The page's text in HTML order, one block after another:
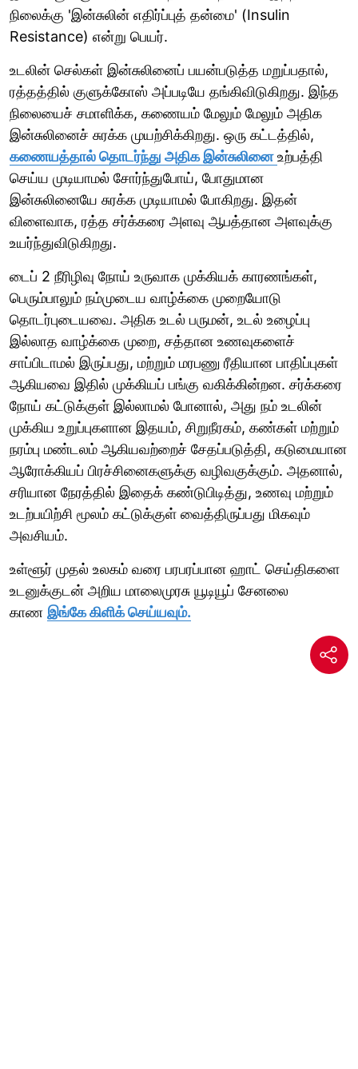
நிலைக்கு 'இன்சுலின் எதிர்ப்புத் தன்மை' (Insulin
Resistance) என்று பெயர்.
உடலின் செல்கள் இன்சுலினைப் பயன்படுத்த மறுப்பதால்,
ரத்தத்தில் குளுக்கோஸ் அப்படியே தங்கிவிடுகிறது. இந்த
நிலையைச் சமாளிக்க, கணையம் மேலும் மேலும் அதிக
இன்சுலினைச் சுரக்க முயற்சிக்கிறது. ஒரு கட்டத்தில்,
கணையத்தால் தொடர்ந்து அதிக இன்சுலினை உற்பத்தி
செய்ய முடியாமல் சோர்ந்துபோய், போதுமான
இன்சுலினையே சுரக்க முடியாமல் போகிறது. இதன்
விளைவாக, ரத்த சர்க்கரை அளவு ஆபத்தான அளவுக்கு
உயர்ந்துவிடுகிறது.
டைப் 2 நீரிழிவு நோய் உருவாக முக்கியக் காரணங்கள்,
பெரும்பாலும் நம்முடைய வாழ்க்கை முறையோடு
தொடர்புடையவை. அதிக உடல் பருமன், உடல் உழைப்பு
இல்லாத வாழ்க்கை முறை, சத்தான உணவுகளைச்
சாப்பிடாமல் இருப்பது, மற்றும் மரபணு ரீதியான பாதிப்புகள்
ஆகியவை இதில் முக்கியப் பங்கு வகிக்கின்றன. சர்க்கரை
நோய் கட்டுக்குள் இல்லாமல் போனால், அது நம் உடலின்
முக்கிய உறுப்புகளான இதயம், சிறுநீரகம், கண்கள் மற்றும்
நரம்பு மண்டலம் ஆகியவற்றைச் சேதப்படுத்தி, கடுமையான
ஆரோக்கியப் பிரச்சினைகளுக்கு வழிவகுக்கும். அதனால்,
சரியான நேரத்தில் இதைக் கண்டுபிடித்து, உணவு மற்றும்
உடற்பயிற்சி மூலம் கட்டுக்குள் வைத்திருப்பது மிகவும்
அவசியம்.
உள்ளூர் முதல் உலகம் வரை பரபரப்பான ஹாட் செய்திகளை
உடனுக்குடன் அறிய மாலைமுரசு யூடியூப் சேனலை
காண இங்கே கிளிக் செய்யவும்.